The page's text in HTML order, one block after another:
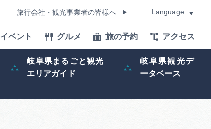
旅行会社・観光事業者の皆様へ Language
イベント グルメ 旅の予約 アクセス
岐阜県まるごと観光
エリアガイド
岐阜県観光デ
ータベース